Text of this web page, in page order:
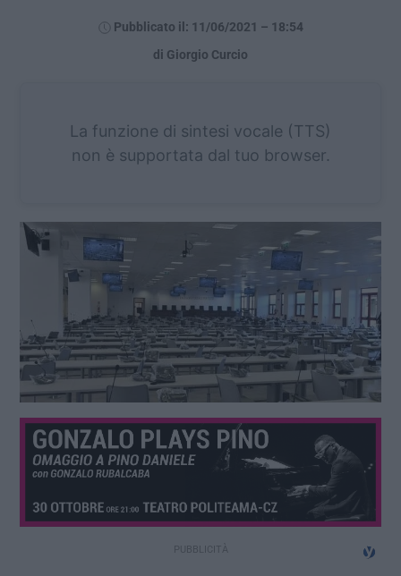
Pubblicato il: 11/06/2021 – 18:54
di Giorgio Curcio
La funzione di sintesi vocale (TTS)
non è supportata dal tuo browser.